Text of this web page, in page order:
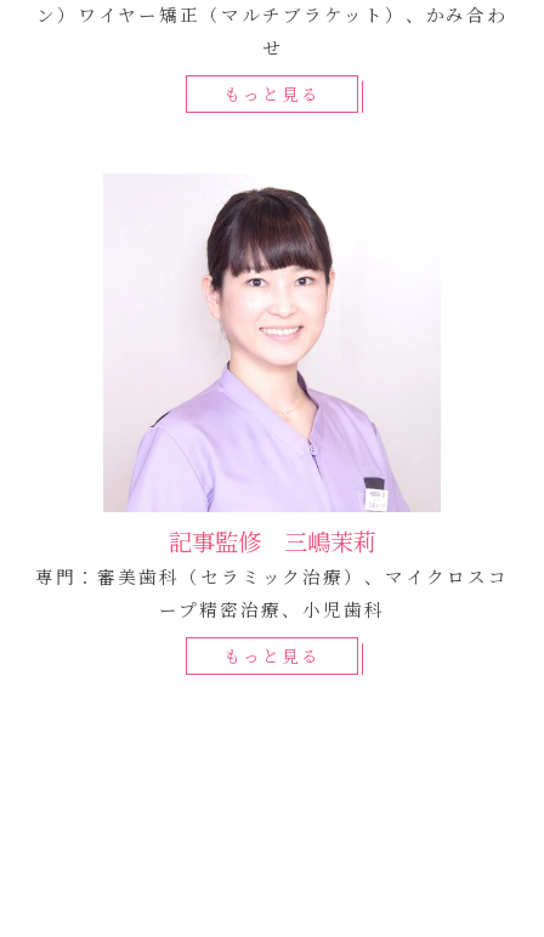
ン）ワイヤー矯正（マルチブラケット）、かみ合わ
せ
もっと見る
記事監修 三嶋茉莉
専門：審美歯科（セラミック治療）、マイクロスコ
ープ精密治療、小児歯科
もっと見る